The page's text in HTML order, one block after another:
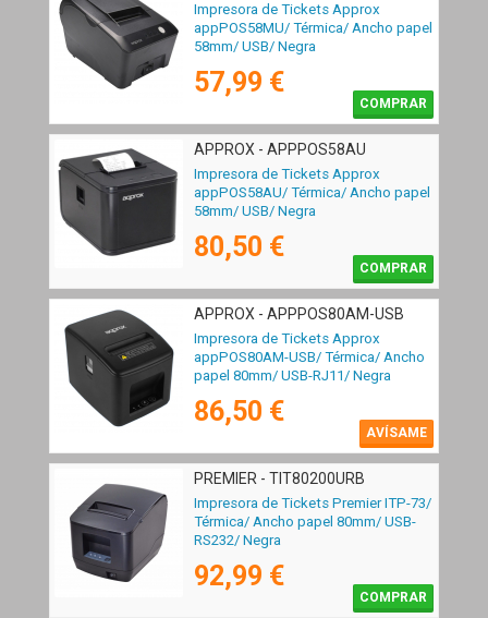
Impresora de Tickets Approx
appPOS58MU/ Térmica/ Ancho papel
58mm/ USB/ Negra
57,99 €
COMPRAR
APPROX - APPPOS58AU
Impresora de Tickets Approx
appPOS58AU/ Térmica/ Ancho papel
58mm/ USB/ Negra
80,50 €
COMPRAR
APPROX - APPPOS80AM-USB
Impresora de Tickets Approx
appPOS80AM-USB/ Térmica/ Ancho
papel 80mm/ USB-RJ11/ Negra
86,50 €
AVÍSAME
PREMIER - TIT80200URB
Impresora de Tickets Premier ITP-73/
Térmica/ Ancho papel 80mm/ USB-
RS232/ Negra
92,99 €
COMPRAR